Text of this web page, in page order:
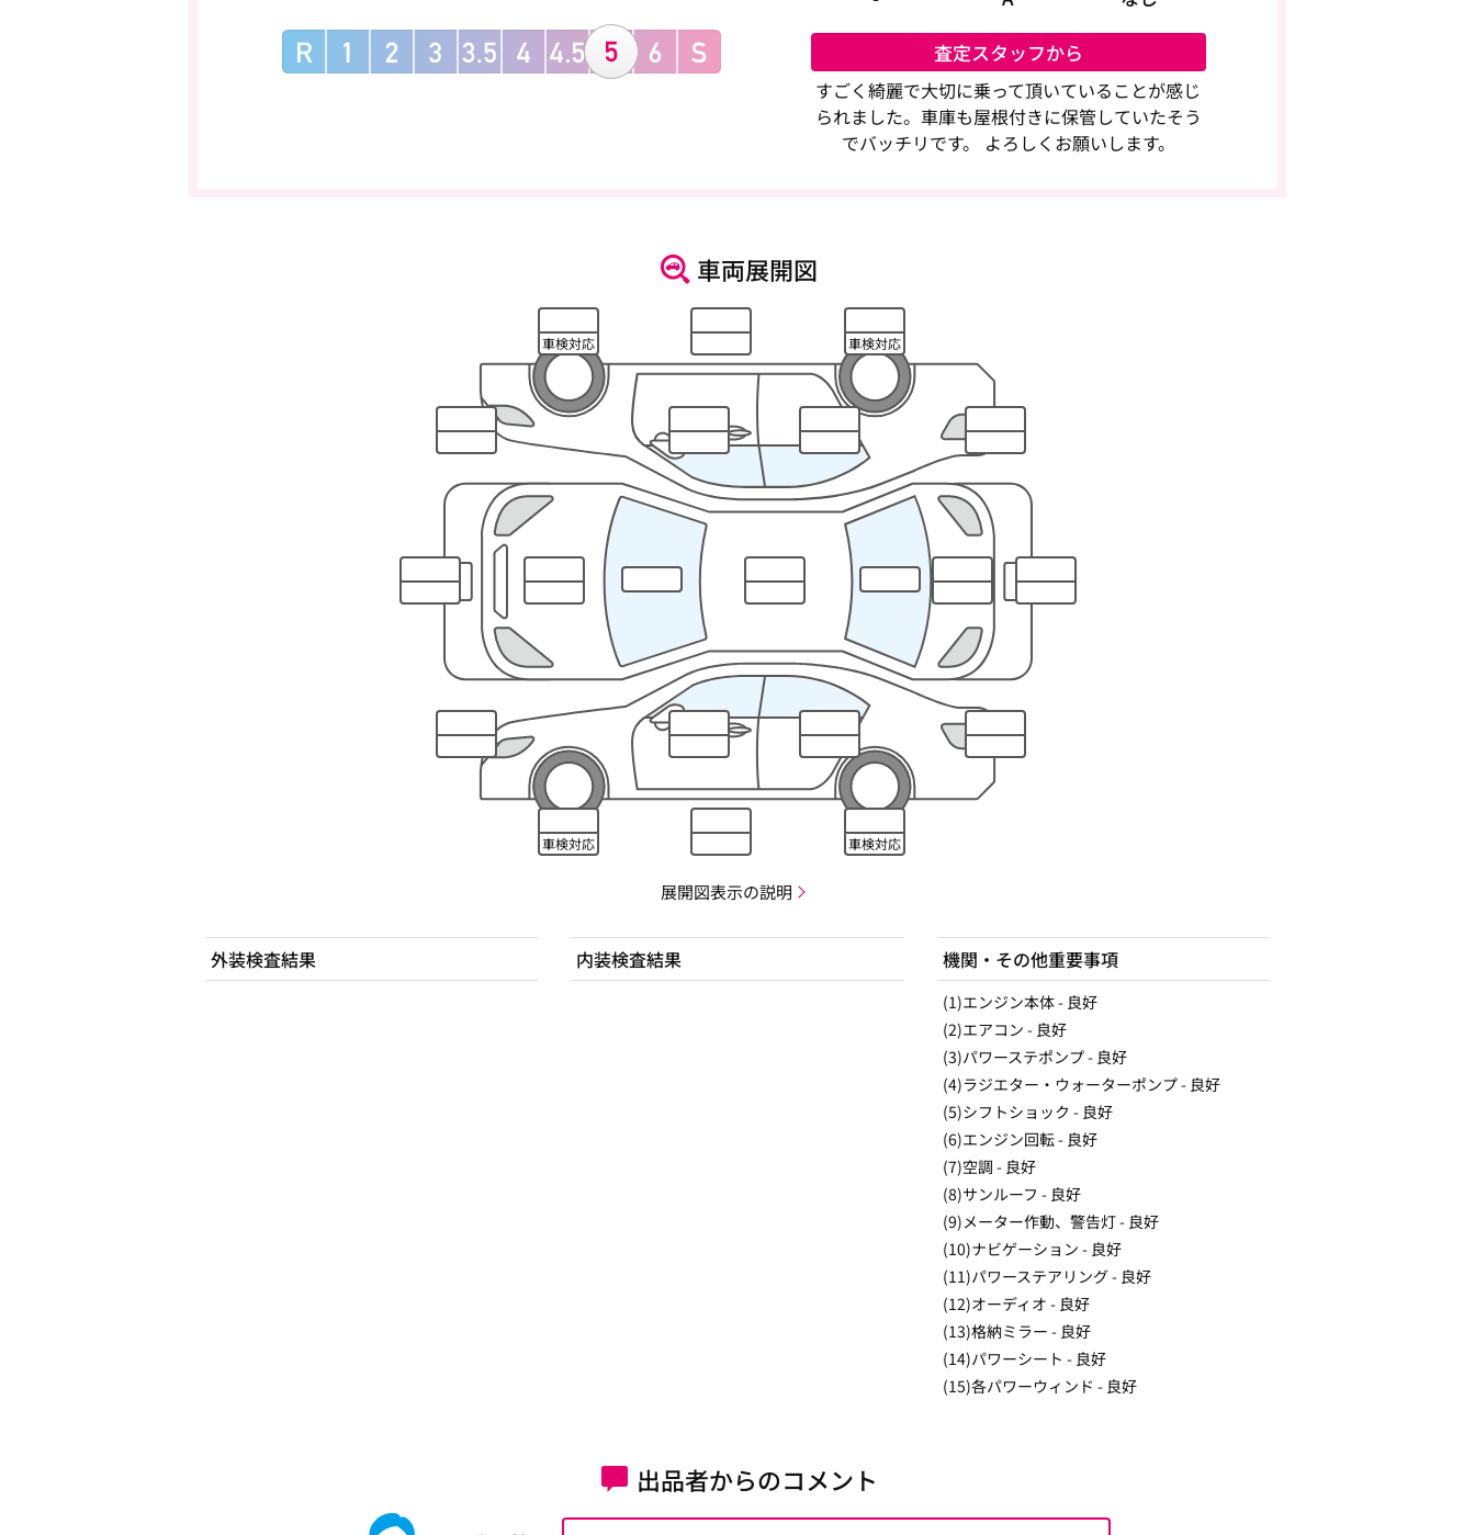
査定スタッフから
すごく綺麗で大切に乗って頂いていることが感じ
られました。車庫も屋根付きに保管していたそう
でバッチリです。 よろしくお願いします。
車両展開図
車検対応 車検対応
車検対応 車検対応
展開図表示の説明
外装検査結果 内装検査結果 機関・その他重要事項
(1)エンジン本体 - 良好
(2)エアコン - 良好
(3)パワーステポンプ - 良好
(4)ラジエター・ウォーターポンプ - 良好
(5)シフトショック - 良好
(6)エンジン回転 - 良好
(7)空調 - 良好
(8)サンルーフ - 良好
(9)メーター作動、警告灯 - 良好
(10)ナビゲーション - 良好
(11)パワーステアリング - 良好
(12)オーディオ - 良好
(13)格納ミラー - 良好
(14)パワーシート - 良好
(15)各パワーウィンド - 良好
出品者からのコメント